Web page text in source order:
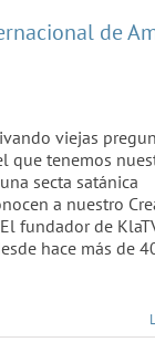
de
viejas
que tenemos
secta satánica
a nuestro
fundador de
hace más de